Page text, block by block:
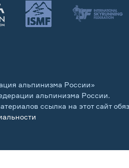
альпинизма России»
альпинизма России.
ссылка на этот сайт